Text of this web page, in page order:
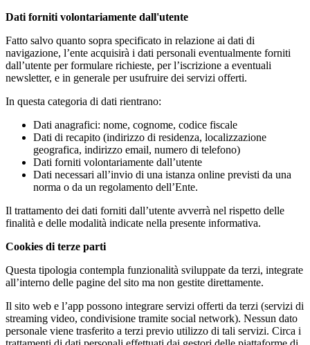
Dati forniti volontariamente dall'utente
Fatto salvo quanto sopra specificato in relazione ai dati di
navigazione, l’ente acquisirà i dati personali eventualmente forniti
dall’utente per formulare richieste, per l’iscrizione a eventuali
newsletter, e in generale per usufruire dei servizi offerti.
In questa categoria di dati rientrano:
Dati anagrafici: nome, cognome, codice fiscale
Dati di recapito (indirizzo di residenza, localizzazione
geografica, indirizzo email, numero di telefono)
Dati forniti volontariamente dall’utente
Dati necessari all’invio di una istanza online previsti da una
norma o da un regolamento dell’Ente.
Il trattamento dei dati forniti dall’utente avverrà nel rispetto delle
finalità e delle modalità indicate nella presente informativa.
Cookies di terze parti
Questa tipologia contempla funzionalità sviluppate da terzi, integrate
all’interno delle pagine del sito ma non gestite direttamente.
Il sito web e l’app possono integrare servizi offerti da terzi (servizi di
streaming video, condivisione tramite social network). Nessun dato
personale viene trasferito a terzi previo utilizzo di tali servizi. Circa i